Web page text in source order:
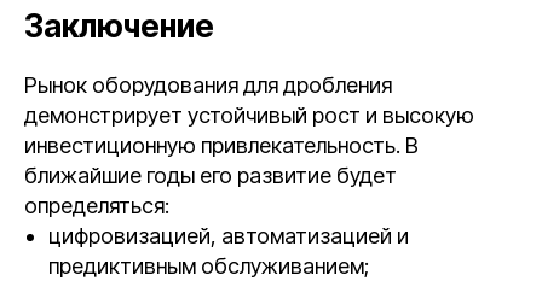
Заключение
Рынок оборудования для дробления
демонстрирует устойчивый рост и высокую
инвестиционную привлекательность. В
ближайшие годы его развитие будет
определяться:
цифровизацией, автоматизацией и
предиктивным обслуживанием;